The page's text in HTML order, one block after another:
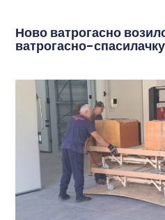
Ново ватрогасно
ватрогасно-